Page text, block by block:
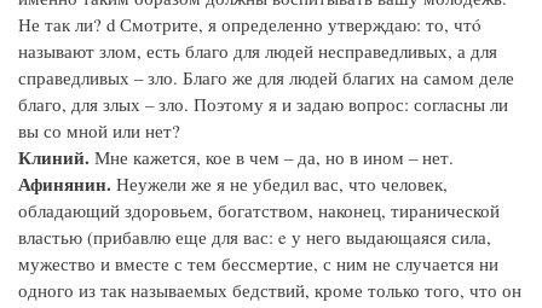
Не так ли? d Смотрите, я определенно утверждаю: то, чтó
называют злом, есть благо для людей несправедливых, а для
справедливых – зло. Благо же для людей благих на самом деле
благо, для злых – зло. Поэтому я и задаю вопрос: согласны ли
вы со мной или нет?
Клиний. Мне кажется, кое в чем – да, но в ином – нет.
Афинянин. Неужели же я не убедил вас, что человек,
обладающий здоровьем, богатством, наконец, тиранической
властью (прибавлю еще для вас: e у него выдающаяся сила,
мужество и вместе с тем бессмертие, с ним не случается ни
одного из так называемых бедствий, кроме только того, что он